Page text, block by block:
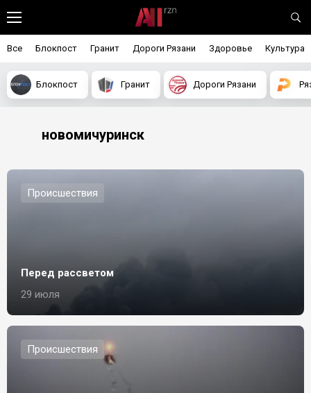
Все Блокпост Гранит Дороги Рязани Здоровье Культура
Блокпост Гранит Дороги Рязани
новомичуринск
Происшествия
Перед рассветом
29 июля
Происшествия